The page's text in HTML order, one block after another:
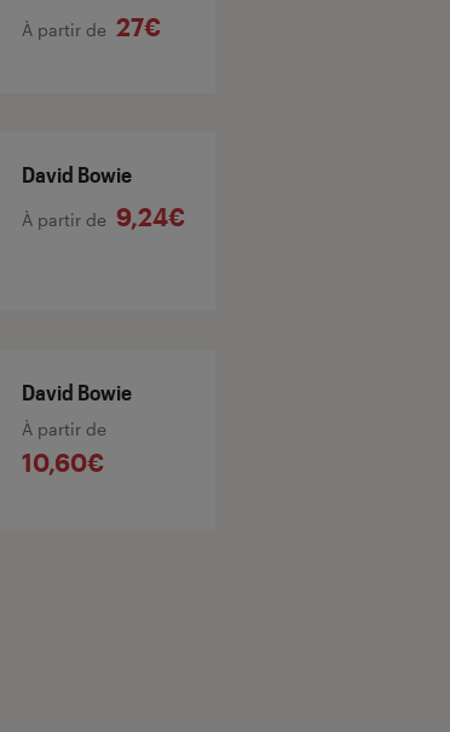
À partir de 27€
David Bowie
À partir de 9,24€
David Bowie
À partir de
10,60€